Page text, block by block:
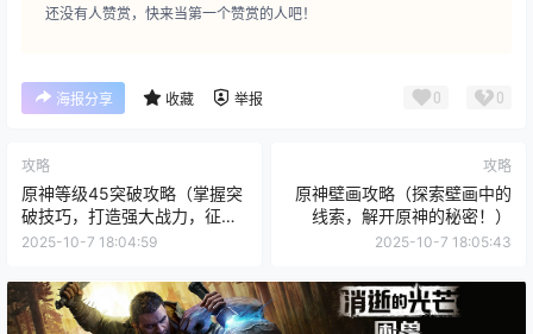
还没有人赞赏，快来当第一个赞赏的人吧！
海报分享 收藏 举报 0 0
攻略
原神等级45突破攻略（掌握突
破技巧，打造强大战力，征服
原神世界）
2025-10-7 18:04:59
攻略
原神壁画攻略（探索壁画中的
线索，解开原神的秘密！）
2025-10-7 18:05:43